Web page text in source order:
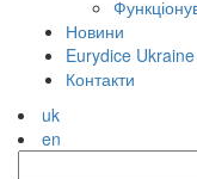
Новини
Eurydice Ukraine
Контакти
uk
en